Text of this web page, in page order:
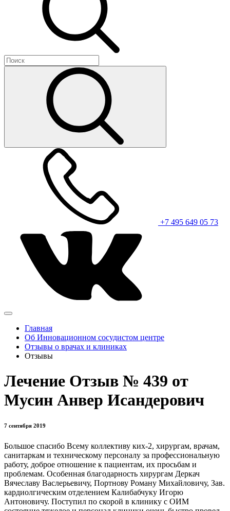
+7 495 649 05 73
Главная
Об Инновационном сосудистом центре
Отзывы о врачах и клиниках
Отзывы
Лечение Отзыв № 439 от
Мусин Анвер Исандерович
7 сентября 2019
Большое спасибо Всему коллективу ких-2, хирургам, врачам,
санитаркам и техническому персоналу за профессиональную
работу, доброе отношение к пациентам, их просьбам и
проблемам. Особенная благодарность хирургам Деркач
Вячеславу Васлерьевичу, Портнову Роману Михайловичу, Зав.
кардиолгическим отделением Калибабчуку Игорю
Антоновичу. Поступил по скорой в клинику с ОИМ